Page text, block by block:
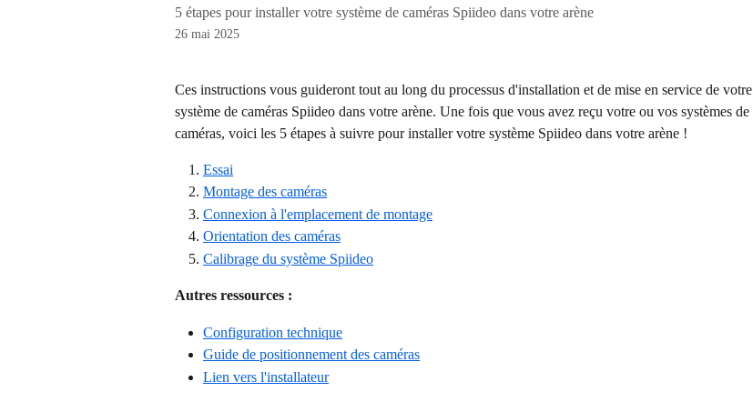
5 étapes pour installer votre système de caméras Spiideo dans votre arène
26 mai 2025
Ces instructions vous guideront tout au long du processus d'installation et de mise en service de votre
système de caméras Spiideo dans votre arène. Une fois que vous avez reçu votre ou vos systèmes de
caméras, voici les 5 étapes à suivre pour installer votre système Spiideo dans votre arène !
Essai
Montage des caméras
Connexion à l'emplacement de montage
Orientation des caméras
Calibrage du système Spiideo
Autres ressources :
Configuration technique
Guide de positionnement des caméras
Lien vers l'installateur